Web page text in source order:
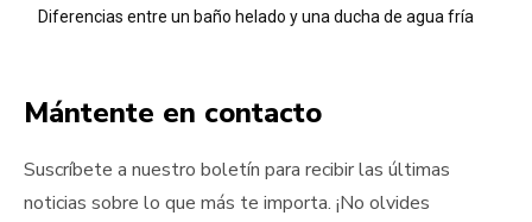
Diferencias entre un baño helado y una ducha de agua fría
Mántente en contacto
Suscríbete a nuestro boletín para recibir las últimas
noticias sobre lo que más te importa. ¡No olvides